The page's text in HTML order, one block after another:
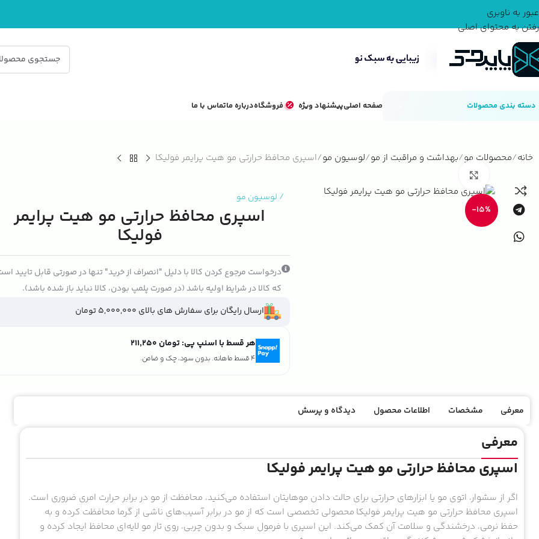
عبور به ناوبری
رفتن به محتوای اصلی
دسته بندی محصولات صفحه اصلیپیشنهاد ویژه فروشگاهدرباره ماتماس با ما
خانه محصولات مو بهداشت و مراقبت از مو لوسیون مو اسپری محافظ حرارتی مو هیت پرایمر فولیکا
-15%
/ لوسیون مو
اسپری محافظ حرارتی مو هیت پرایمر
فولیکا
درخواست مرجوع کردن کالا با دلیل "انصراف از خرید" تنها در صورتی قابل تایید
که کالا در شرایط اولیه باشد (در صورت پلمپ بودن، کالا نباید باز شده باشد).
ارسال رایگان برای سفارش های بالای 5,000,000 تومان
هر قسط با اسنپ پی:تومان ۲۱۱٬۲۵۰
4 قسط ماهانه. بدون سود، چک و ضامن.
معرفی مشخصات اطلاعات محصول دیدگاه و پرسش
معرفی
اسپری محافظ حرارتی مو هیت پرایمر فولیکا
اگر از سشوار، اتوی مو یا ابزارهای حرارتی برای حالت دادن موهایتان استفاده می‌کنید، محافظت از مو در برابر حرارت امری ضروری است.
اسپری محافظ حرارتی مو هیت پرایمر فولیکا محصولی تخصصی است که از مو در برابر آسیب‌های ناشی از گرما محافظت کرده و به
حفظ نرمی، درخشندگی و سلامت آن کمک می‌کند. این اسپری با فرمول سبک و بدون چربی، روی تار مو لایه‌ای محافظ ایجاد کرده و